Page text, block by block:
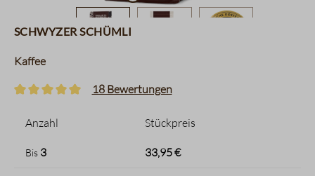
Schwyzer Schümli
Kaffee
18 Bewertungen
Anzahl Stückpreis
Bis 3 33,95 €